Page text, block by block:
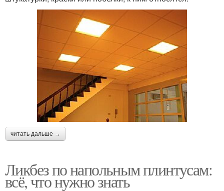
читать дальше →
Ликбез по напольным плинтусам:
всё, что нужно знать